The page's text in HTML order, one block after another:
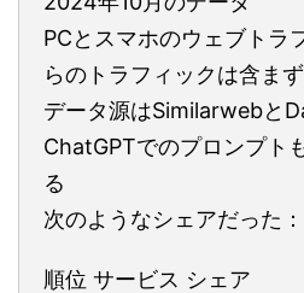
PCとスマホのウェブトラ
らのトラフィックは含まず
データ源はSimilarwebと
ChatGPTでのプロンプト
る
次のようなシェアだった：
順位 サービス シェア